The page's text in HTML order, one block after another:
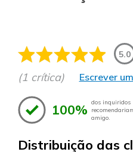
5.0
(1 crítica) Escrever
100% dos inquiridos
amigo.
Distribuição das